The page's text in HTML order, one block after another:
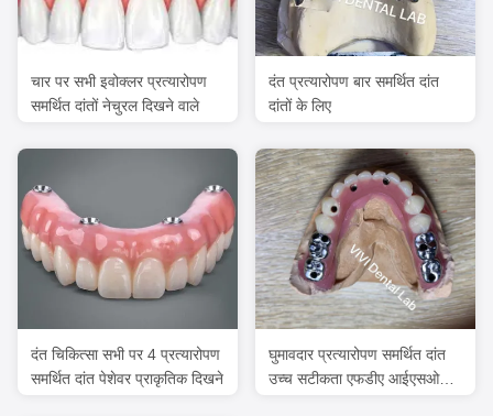
चार पर सभी इवोक्लर प्रत्यारोपण
समर्थित दांतों नेचुरल दिखने वाले
दंत प्रत्यारोपण बार समर्थित दांत
दांतों के लिए
दंत चिकित्सा सभी पर 4 प्रत्यारोपण
समर्थित दांत पेशेवर प्राकृतिक दिखने
घुमावदार प्रत्यारोपण समर्थित दांत
उच्च सटीकता एफडीए आईएसओ